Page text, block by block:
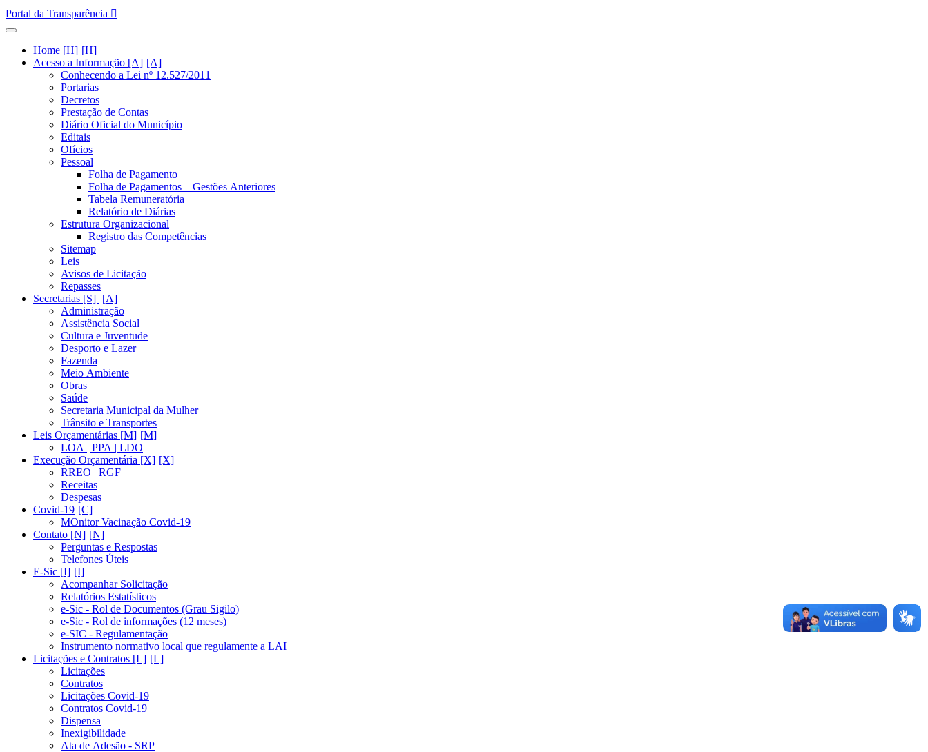
Portal da Transparência
Home [H]
Acesso a Informação [A]
Conhecendo a Lei nº 12.527/2011
Portarias
Decretos
Prestação de Contas
Diário Oficial do Município
Editais
Ofícios
Pessoal
Folha de Pagamento
Folha de Pagamentos – Gestões Anteriores
Tabela Remuneratória
Relatório de Diárias
Estrutura Organizacional
Registro das Competências
Sitemap
Leis
Avisos de Licitação
Repasses
Secretarias [S]
Administração
Assistência Social
Cultura e Juventude
Desporto e Lazer
Fazenda
Meio Ambiente
Obras
Saúde
Secretaria Municipal da Mulher
Trânsito e Transportes
Leis Orçamentárias [M]
LOA | PPA | LDO
Execução Orçamentária [X]
RREO | RGF
Receitas
Despesas
Covid-19
MOnitor Vacinação Covid-19
Contato [N]
Perguntas e Respostas
Telefones Úteis
E-Sic [I]
Acompanhar Solicitação
Relatórios Estatísticos
e-Sic - Rol de Documentos (Grau Sigilo)
e-Sic - Rol de informações (12 meses)
e-SIC - Regulamentação
Instrumento normativo local que regulamente a LAI
Licitações e Contratos [L]
Licitações
Contratos
Licitações Covid-19
Contratos Covid-19
Dispensa
Inexigibilidade
Ata de Adesão - SRP